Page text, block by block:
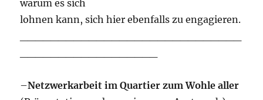
warum es sich
lohnen kann, sich hier ebenfalls zu engagieren.
–Netzwerkarbeit im Quartier zum Wohle aller